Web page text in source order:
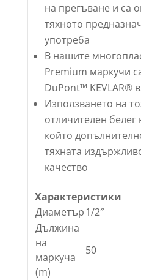
на прегъване и са
тяхното
употреба
В нашите
Premium маркучи
DuPont™ KEVLAR®
Използването на
отличителен
който
тяхната
качество
Характеристики
Диаметър1/2″
Дължина
на
маркуча
(m)
50